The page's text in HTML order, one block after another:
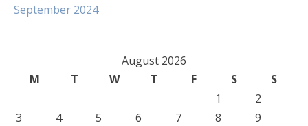
September 2024
August 2026
M
T W T F S
S
1
2
3
4 5 6 7 8
9